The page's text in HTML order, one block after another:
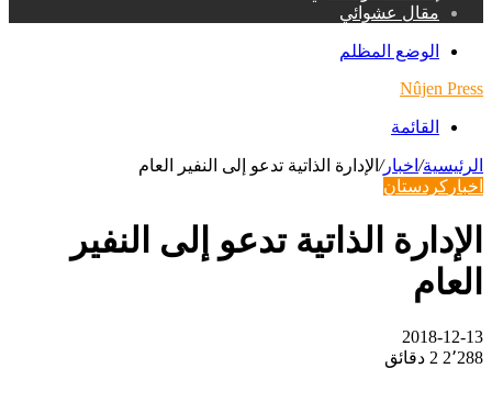
مقال عشوائي
الوضع المظلم
Nûjen Press
القائمة
الرئيسية/ اخبار/ الإدارة الذاتية تدعو إلى النفير العام
اخبار كردستان
الإدارة الذاتية تدعو إلى النفير
العام
2018-12-13
2٬288 2 دقائق